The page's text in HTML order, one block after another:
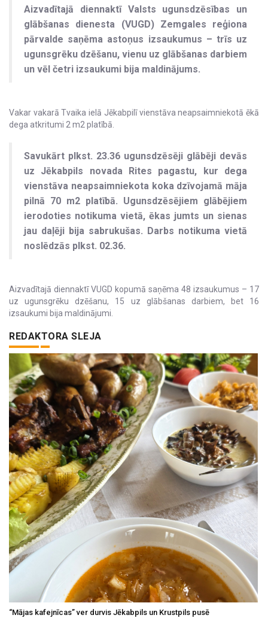
Aizvadītajā diennaktī Valsts ugunsdzēsības un
glābšanas dienesta (VUGD) Zemgales reģiona
pārvalde saņēma astoņus izsaukumus – trīs uz
ugunsgrēku dzēšanu, vienu uz glābšanas darbiem
un vēl četri izsaukumi bija maldinājums.
Vakar vakarā Tvaika ielā Jēkabpilī vienstāva neapsaimniekotā ēkā
dega atkritumi 2 m2 platībā.
Savukārt plkst. 23.36 ugunsdzēsēji glābēji devās
uz Jēkabpils novada Rites pagastu, kur dega
vienstāva neapsaimniekota koka dzīvojamā māja
pilnā 70 m2 platībā. Ugunsdzēsējiem glābējiem
ierodoties notikuma vietā, ēkas jumts un sienas
jau daļēji bija sabrukušas. Darbs notikuma vietā
noslēdzās plkst. 02.36.
Aizvadītajā diennaktī VUGD kopumā saņēma 48 izsaukumus – 17
uz ugunsgrēku dzēšanu, 15 uz glābšanas darbiem, bet 16
izsaukumi bija maldinājumi.
REDAKTORA SLEJA
“Mājas kafejnīcas” ver durvis Jēkabpils un Krustpils pusē